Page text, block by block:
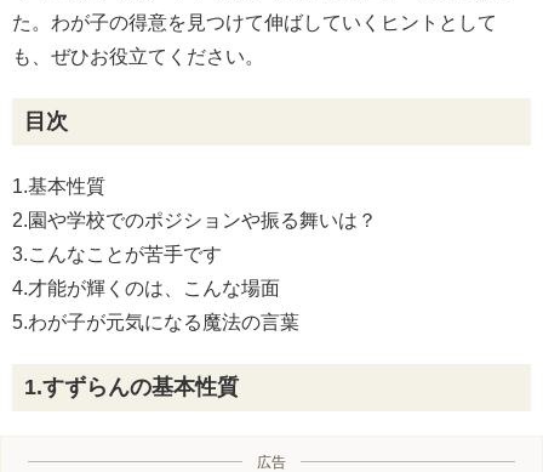
た。わが子の得意を見つけて伸ばしていくヒントとして
も、ぜひお役立てください。
目次
1.基本性質
2.園や学校でのポジションや振る舞いは？
3.こんなことが苦手です
4.才能が輝くのは、こんな場面
5.わが子が元気になる魔法の言葉
1.すずらんの基本性質
広告